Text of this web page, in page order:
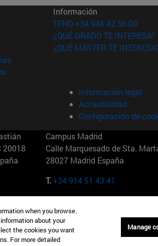
ventana)
ventana)
en nueva ventana)
(abre en nueva ventana)
(abre en nueva ventana)
Información
TFNO +34 948 42 56 00
¿QUÉ GRADO TE INTERESA?
¿QUÉ MÁSTER TE
Información legal
Accesibilidad
Configuración de
20018
Campus Madrid
Calle Marquesado de Sta.
28027 Madrid España
T.+34 914 51 43 41
York Maria-Theresia-Straße 15 81675
Múnich Alemania
when you browse.
about your
the cookies you want
For more detailed
Manage